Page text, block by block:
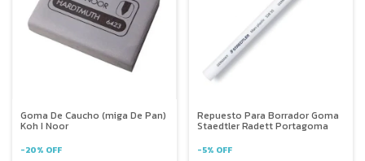
Goma De Caucho (miga De Pan)
Koh I Noor
-20% OFF
Repuesto Para Borrador Goma
Staedtler Radett Portagoma
-5% OFF